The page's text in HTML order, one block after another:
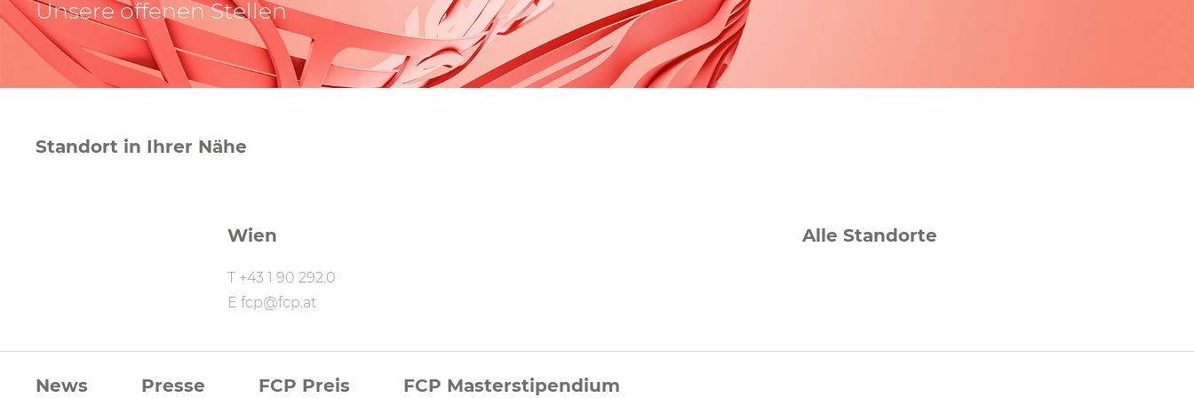
Unsere offenen Stellen
Standort in Ihrer Nähe
Wien
T +43 1 90 292.0
E fcp@fcp.at
Alle Standorte
FCP
News Presse FCP Preis FCP Masterstipendium